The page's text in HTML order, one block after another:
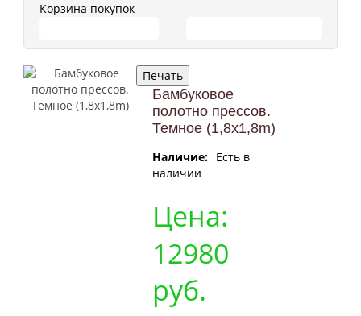
Корзина покупок
Бамбуковое
полотно прессов.
Темное (1,8x1,8m)
Наличие: Есть в
наличии
Цена:
12980
руб.